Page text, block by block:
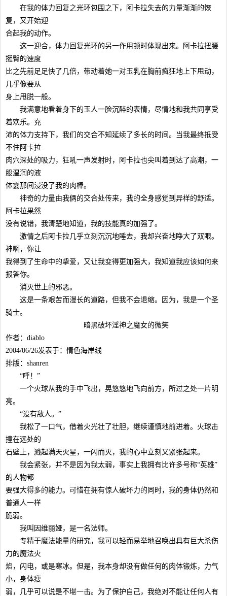
在我的体力回复之光环包围之下，阿卡拉失去的力量渐渐的恢
复，又开始迎
合起我的动作。
这一迎合，体力回复光环的另一作用顿时体现出来。阿卡拉扭腰
挺臀的速度
比之先前足足快了几倍，带动着她一对玉乳在胸前疯狂地上下甩动，
几乎像要从
身上甩脱一般。
我满意地看着身下的玉人一脸沉醉的表情，尽情地和我共同享受
着欢乐。充
沛的体力支持下，我们的交合不知延续了多长的时间。当我最终抵受
不住阿卡拉
肉穴深处的吸力，狂吼一声发射时，阿卡拉也尖叫着到达了高潮，一
股温润的液
体霎那间浸没了我的肉棒。
神奇的力量由我俩的交合处传来，我的全身感觉到异样的舒适。
阿卡拉果然
没有说错，我清楚地知道，我的技能真的加强了。
激情之后阿卡拉几乎立刻沉沉地睡去，我却兴奋地睁大了双眼。
神啊，你让
我得到了生命中的挚爱，又让我变得更加强大，我知道我应该如何来
报答你。
消灭世上的邪恶。
这是一条艰苦而漫长的道路，但我不会退缩。因为，我是一个圣
骑士。
暗黑破坏淫神之魔女的微笑
作者：diablo
2004/06/26发表于：情色海岸线
排版：shanren
“呼！”
一个火球从我的手中飞出，晃悠悠地飞向前方，所过之处一片明
亮。
“没有敌人。”
我松了一口气，借着火光壮了壮胆，继续谨慎地前进着。火球击
撞在远处的
石壁上，溅起满天火星，一闪而灭，我的心中立刻又紧张起来。
我会紧张，并不是因为我太弱，事实上我拥有比许多号称“英雄”
的人物都
要强大得多的能力。可惜在拥有惊人破坏力的同时，我的身体仍然和
普通人一样
脆弱。
我叫因维丽娅，是一名法师。
专精于魔法能量的研究，我可以轻而易举地召唤出具有巨大杀伤
力的魔法火
焰，闪电，或是寒冰。但是，我本身却没有做任何的肉体锻炼，力气
小，身体瘦
弱，几乎可以说是不堪一击。为了保护自己，我绝对不能让任何人有